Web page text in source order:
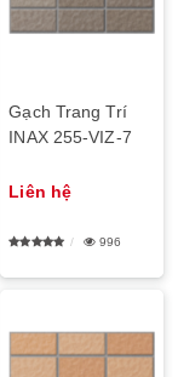
Gạch Trang Trí
INAX 255-VIZ-7
Liên hệ
996